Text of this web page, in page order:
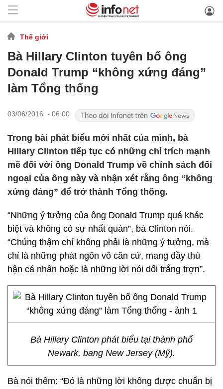
Thế giới
Bà Hillary Clinton tuyên bố ông
Donald Trump “không xứng đáng”
làm Tổng thống
03/06/2016 - 06:00
Trong bài phát biểu mới nhất của mình, bà
Hillary Clinton tiếp tục có những chỉ trích mạnh
mẽ đối với ông Donald Trump về chính sách đối
ngoại của ông này và nhận xét rằng ông “không
xứng đáng” để trở thành Tổng thống.
“Những ý tưởng của ông Donald Trump quá khác
biệt và không có sự nhất quán”, bà Clinton nói.
“Chúng thậm chí không phải là những ý tưởng, mà
chỉ là những phát ngôn vô căn cứ, mang đầy thù
hận cá nhân hoặc là những lời nói dối trắng trợn”.
Bà Hillary Clinton phát biểu tại thành phố
Newark, bang New Jersey (Mỹ).
Bà nói thêm: “Đó là những lời không được chuẩn bị